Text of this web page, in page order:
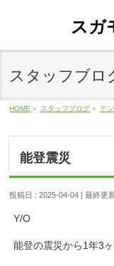
スガ
スタッフブロ
HOME » スタッフブログ » テ
能登震災
投稿日 : 2025-04-04 最終更
Y/O
能登の震災から1年3